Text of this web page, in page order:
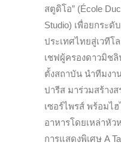
สตูดิโอ” (École
Studio) เพื่อยกระดั
ประเทศไทยสู่เวทีโ
เชฟผู้ครองดาวมิช
ตั้งสถาบัน นำทีมงา
ปารีส มาร่วมสร้าง
เซอร์ไพรส์ พร้อมไ
อาหารโดยเหล่าหั
การแสดงพิเศษ A